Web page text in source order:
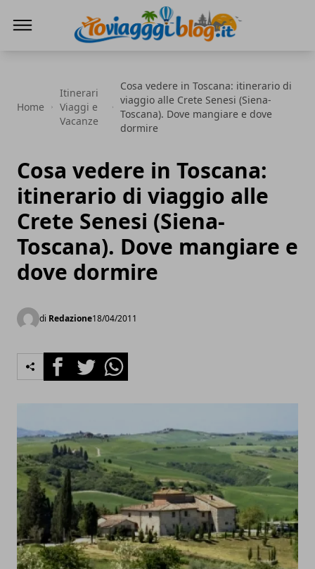
Home
Itinerari
Viaggi e
Vacanze
Cosa vedere in Toscana: itinerario di
viaggio alle Crete Senesi (Siena-
Toscana). Dove mangiare e dove
dormire
Cosa vedere in Toscana:
itinerario di viaggio alle
Crete Senesi (Siena-
Toscana). Dove mangiare e
dove dormire
di Redazione18/04/2011
FacebookTwitterWhatsapp